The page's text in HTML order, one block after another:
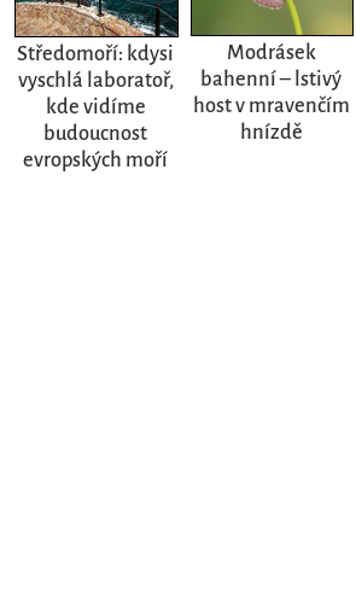
Středomoří: kdysi
vyschlá laboratoř,
kde vidíme
budoucnost
evropských moří
Modrásek
bahenní – lstivý
host v mravenčím
hnízdě